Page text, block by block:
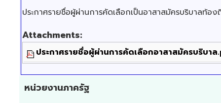
ประกาศรายชื่อผู้ผ่านการคัดเลือกเป็นอาสาสมัครบริบาลท้อง
Attachments:
ประกาศรายชื่อผู้ผ่านการคัดเลือกอาสาสมัครบริบา
หน่วยงานภาครัฐ